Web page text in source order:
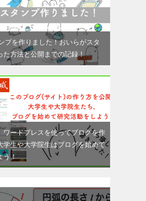
プを作りました！おいらがスタ
た方法と公開までの記録！
ワードプレスを使ってブログを作
学生や大学院生はブログを始めて
う！